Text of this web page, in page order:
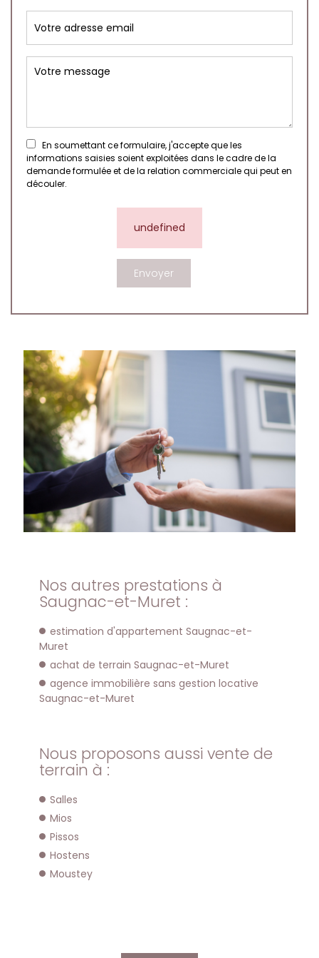
En soumettant ce formulaire, j'accepte que les
informations saisies soient exploitées dans le cadre de la
demande formulée et de la relation commerciale qui peut en
découler.
undefined
Nos autres prestations à
Saugnac-et-Muret :
estimation d'appartement Saugnac-et-
Muret
achat de terrain Saugnac-et-Muret
agence immobilière sans gestion locative
Saugnac-et-Muret
Nous proposons aussi vente de
terrain à :
Salles
Mios
Pissos
Hostens
Moustey